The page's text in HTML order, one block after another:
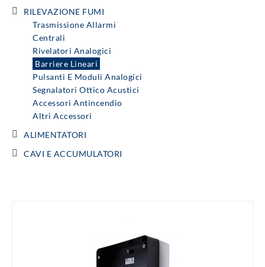
RILEVAZIONE FUMI
Trasmissione Allarmi
Centrali
Rivelatori Analogici
Barriere Lineari
Pulsanti E Moduli Analogici
Segnalatori Ottico Acustici
Accessori Antincendio
Altri Accessori
ALIMENTATORI
CAVI E ACCUMULATORI